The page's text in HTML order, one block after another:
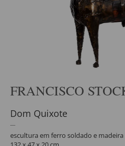
FRANCISCO
Dom Quixote
escultura em ferro soldado e madeira